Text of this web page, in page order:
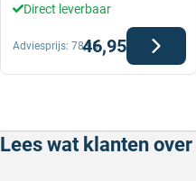
Direct leverbaar
46,95
Adviesprijs: 78,95
Lees wat klanten